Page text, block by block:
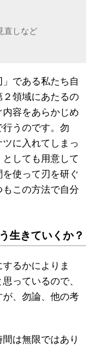
直しなど
である私たち自
領域にあたるの
容をあらかじめ
うのです。勿
に入れてしまっ
しても用意して
使って刃を研ぐ
この方法で自分
生きていくか？
るかによりま
っているので、
が、勿論、他の考
は無限ではあり